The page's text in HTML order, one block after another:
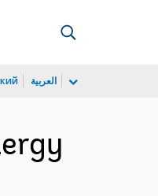
العربية